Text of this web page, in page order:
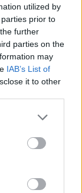
utilized by
prior to
further
parties on the
may
IAB’s List of
it to other
2023-09-22 07:50
po šiais